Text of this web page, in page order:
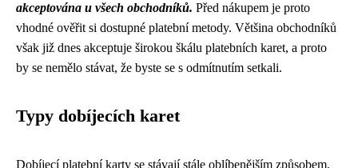
akceptována u všech obchodníků. Před nákupem je proto
vhodné ověřit si dostupné platební metody. Většina obchodníků
však již dnes akceptuje širokou škálu platebních karet, a proto
by se nemělo stávat, že byste se s odmítnutím setkali.
Typy dobíjecích karet
Dobíjecí platební karty se stávají stále oblíbenějším způsobem,